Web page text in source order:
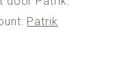
Patrik